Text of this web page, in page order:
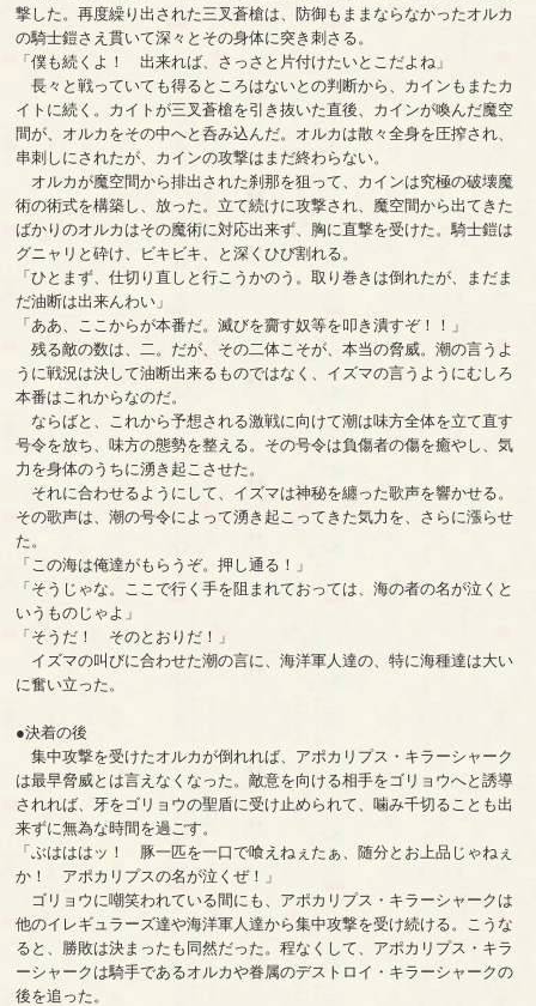
撃した。再度繰り出された三叉蒼槍は、防御もままならなかったオルカ
の騎士鎧さえ貫いて深々とその身体に突き刺さる。
「僕も続くよ！ 出来れば、さっさと片付けたいとこだよね」
長々と戦っていても得るところはないとの判断から、カインもまたカ
イトに続く。カイトが三叉蒼槍を引き抜いた直後、カインが喚んだ魔空
間が、オルカをその中へと呑み込んだ。オルカは散々全身を圧搾され、
串刺しにされたが、カインの攻撃はまだ終わらない。
オルカが魔空間から排出された刹那を狙って、カインは究極の破壊魔
術の術式を構築し、放った。立て続けに攻撃され、魔空間から出てきた
ばかりのオルカはその魔術に対応出来ず、胸に直撃を受けた。騎士鎧は
グニャリと砕け、ビキビキ、と深くひび割れる。
「ひとまず、仕切り直しと行こうかのう。取り巻きは倒れたが、まだま
だ油断は出来んわい」
「ああ、ここからが本番だ。滅びを齎す奴等を叩き潰すぞ！！」
残る敵の数は、二。だが、その二体こそが、本当の脅威。潮の言うよ
うに戦況は決して油断出来るものではなく、イズマの言うようにむしろ
本番はこれからなのだ。
ならばと、これから予想される激戦に向けて潮は味方全体を立て直す
号令を放ち、味方の態勢を整える。その号令は負傷者の傷を癒やし、気
力を身体のうちに湧き起こさせた。
それに合わせるようにして、イズマは神秘を纏った歌声を響かせる。
その歌声は、潮の号令によって湧き起こってきた気力を、さらに漲らせ
た。
「この海は俺達がもらうぞ。押し通る！」
「そうじゃな。ここで行く手を阻まれておっては、海の者の名が泣くと
いうものじゃよ」
「そうだ！ そのとおりだ！」
イズマの叫びに合わせた潮の言に、海洋軍人達の、特に海種達は大い
に奮い立った。
●決着の後
集中攻撃を受けたオルカが倒れれば、アポカリプス・キラーシャーク
は最早脅威とは言えなくなった。敵意を向ける相手をゴリョウへと誘導
されれば、牙をゴリョウの聖盾に受け止められて、噛み千切ることも出
来ずに無為な時間を過ごす。
「ぶはははッ！ 豚一匹を一口で喰えねぇたぁ、随分とお上品じゃねぇ
か！ アポカリプスの名が泣くぜ！」
ゴリョウに嘲笑われている間にも、アポカリプス・キラーシャークは
他のイレギュラーズ達や海洋軍人達から集中攻撃を受け続ける。こうな
ると、勝敗は決まったも同然だった。程なくして、アポカリプス・キラ
ーシャークは騎手であるオルカや眷属のデストロイ・キラーシャークの
後を追った。